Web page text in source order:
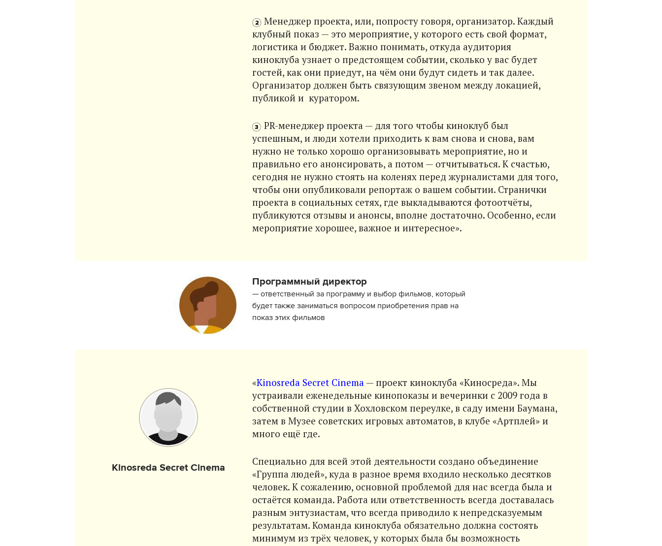
Менеджер проекта, или, попросту говоря, организатор. Каждый
клубный показ — это мероприятие, у которого есть свой формат,
логистика и бюджет. Важно понимать, откуда аудитория
киноклуба узнает о предстоящем событии, сколько у вас будет
гостей, как они приедут, на чём они будут сидеть и так далее.
Организатор должен быть связующим звеном между локацией,
публикой и куратором.
PR-менеджер проекта — для того чтобы киноклуб был
успешным, и люди хотели приходить к вам снова и снова, вам
нужно не только хорошо организовывать мероприятие, но и
правильно его анонсировать, а потом — отчитываться. К счастью,
сегодня не нужно стоять на коленях перед журналистами для того,
чтобы они опубликовали репортаж о вашем событии. Странички
проекта в социальных сетях, где выкладываются фотоотчёты,
публикуются отзывы и анонсы, вполне достаточно. Особенно, если
мероприятие хорошее, важное и интересное».
Программный директор
— ответственный за программу и выбор фильмов, который
будет также заниматься вопросом приобретения прав на
показ этих фильмов
Kinosreda Secret Cinema
«Kinosreda Secret Cinema — проект киноклуба «Киносреда». Мы
устраивали еженедельные кинопоказы и вечеринки с 2009 года в
собственной студии в Хохловском переулке, в саду имени Баумана,
затем в Музее советских игровых автоматов, в клубе «Артплей» и
много ещё где.
Специально для всей этой деятельности создано объединение
«Группа людей», куда в разное время входило несколько десятков
человек. К сожалению, основной проблемой для нас всегда была и
остаётся команда. Работа или ответственность всегда доставалась
разным энтузиастам, что всегда приводило к непредсказуемым
результатам. Команда киноклуба обязательно должна состоять
минимум из трёх человек, у которых была бы возможность